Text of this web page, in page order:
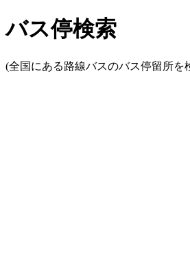
バス停検索
(全国にある路線バスのバス停留所を